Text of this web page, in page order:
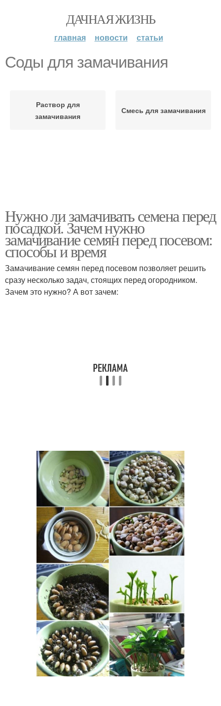
ДАЧНАЯ ЖИЗНЬ
главная новости статьи
Соды для замачивания
Раствор для
замачивания
Смесь для замачивания
Нужно ли замачивать семена перед
посадкой. Зачем нужно
замачивание семян перед посевом:
способы и время
Замачивание семян перед посевом позволяет решить
сразу несколько задач, стоящих перед огородником.
Зачем это нужно? А вот зачем: